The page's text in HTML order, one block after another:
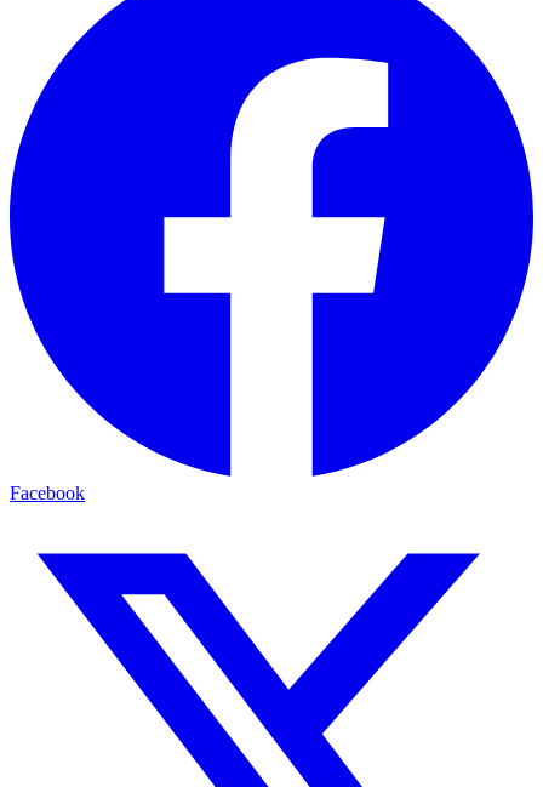
Facebook